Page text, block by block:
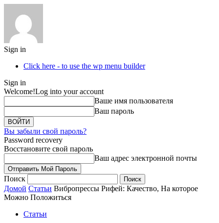
Sign in
Click here - to use the wp menu builder
Sign in
Welcome!Log into your account
Ваше имя пользователя
Ваш пароль
Вы забыли свой пароль?
Password recovery
Восстановите свой пароль
Ваш адрес электронной почты
Поиск
Домой Статьи Вибропрессы Рифей: Качество, На которое
Можно Положиться
Статьи